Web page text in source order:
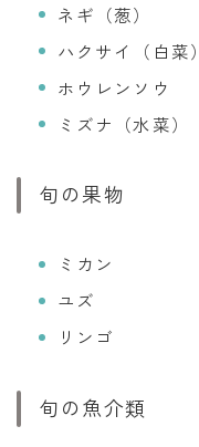
ネギ（葱）
ハクサイ（白菜）
ホウレンソウ
ミズナ（水菜）
旬の果物
ミカン
ユズ
リンゴ
旬の魚介類